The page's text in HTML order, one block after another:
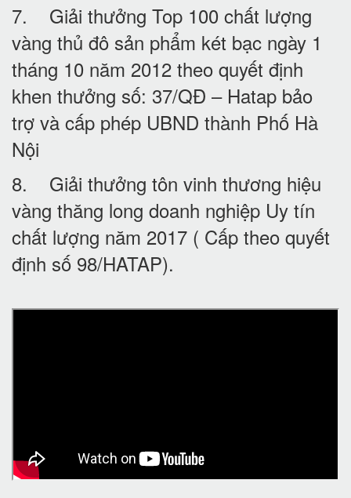
7. Giải thưởng Top 100 chất lượng
vàng thủ đô sản phẩm két bạc ngày 1
tháng 10 năm 2012 theo quyết định
khen thưởng số: 37/QĐ – Hatap bảo
trợ và cấp phép UBND thành Phố Hà
Nội
8. Giải thưởng tôn vinh thương hiệu
vàng thăng long doanh nghiệp Uy tín
chất lượng năm 2017 ( Cấp theo quyết
định số 98/HATAP).